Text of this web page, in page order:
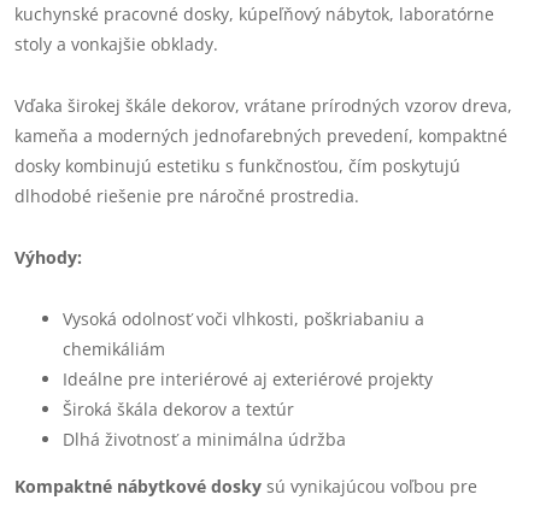
kuchynské pracovné dosky, kúpeľňový nábytok, laboratórne
stoly a vonkajšie obklady.
Vďaka širokej škále dekorov, vrátane prírodných vzorov dreva,
kameňa a moderných jednofarebných prevedení, kompaktné
dosky kombinujú estetiku s funkčnosťou, čím poskytujú
dlhodobé riešenie pre náročné prostredia.
Výhody:
Vysoká odolnosť voči vlhkosti, poškriabaniu a
chemikáliám
Ideálne pre interiérové aj exteriérové projekty
Široká škála dekorov a textúr
Dlhá životnosť a minimálna údržba
Kompaktné nábytkové dosky sú vynikajúcou voľbou pre